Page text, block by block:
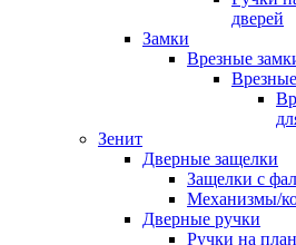
дверей
Замки
Врезные
Зенит
Дверные защелки
Защелки с
Механизмы/
Дверные ручки
Ручки на